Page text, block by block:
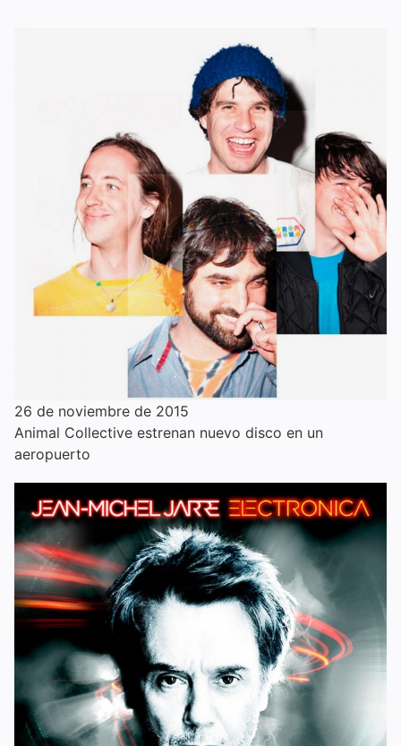
26 de noviembre de 2015
Animal Collective estrenan nuevo disco en un
aeropuerto